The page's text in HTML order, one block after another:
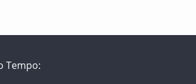
Tempo: